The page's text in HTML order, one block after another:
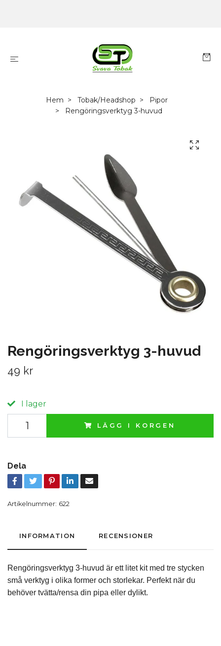
Hem Tobak/Headshop
Pipor
Rengöringsverktyg 3-huvud
Rengöringsverktyg 3-huvud
49 kr
I lager
LÄGG I KORGEN
Dela
Artikelnummer: 622
INFORMATION RECENSIONER
Rengöringsverktyg 3-huvud är ett litet kit med tre stycken
små verktyg i olika former och storlekar. Perfekt när du
behöver tvätta/rensa din pipa eller dylikt.